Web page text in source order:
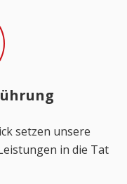
setzen unsere
in die Tat